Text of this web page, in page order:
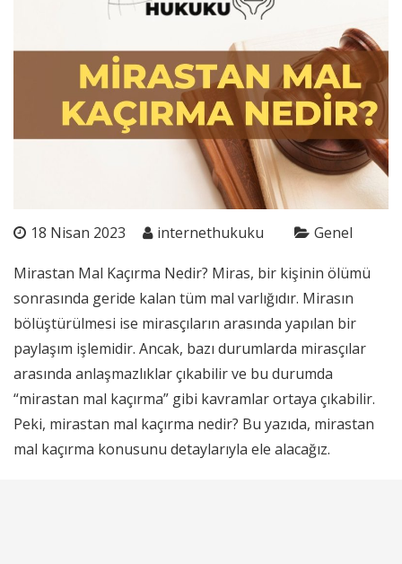
18 Nisan 2023 internethukuku Genel
Mirastan Mal Kaçırma Nedir? Miras, bir kişinin ölümü
sonrasında geride kalan tüm mal varlığıdır. Mirasın
bölüştürülmesi ise mirasçıların arasında yapılan bir
paylaşım işlemidir. Ancak, bazı durumlarda mirasçılar
arasında anlaşmazlıklar çıkabilir ve bu durumda
“mirastan mal kaçırma” gibi kavramlar ortaya çıkabilir.
Peki, mirastan mal kaçırma nedir? Bu yazıda, mirastan
mal kaçırma konusunu detaylarıyla ele alacağız.